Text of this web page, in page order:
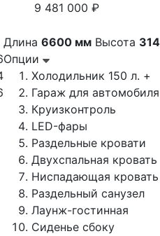
9 481 000 ₽
Длина 6600 мм Высота
Опции
Холодильник 150 л. +
Гараж для автомобиля
Круизконтроль
LED-фары
Раздельные кровати
Двухспальная кровать
Ниспадающая кровать
Раздельный санузел
Лаунж-гостинная
Сиденье сбоку